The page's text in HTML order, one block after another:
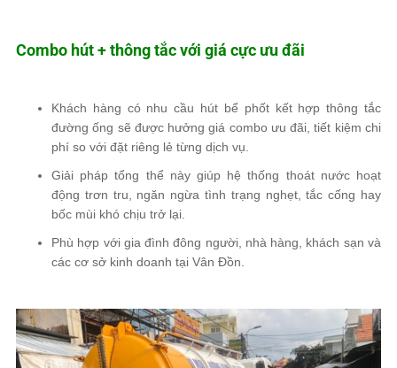
Combo hút + thông tắc với giá cực ưu đãi
Khách hàng có nhu cầu hút bể phốt kết hợp thông tắc
đường ống sẽ được hưởng giá combo ưu đãi, tiết kiệm chi
phí so với đặt riêng lẻ từng dịch vụ.
Giải pháp tổng thể này giúp hệ thống thoát nước hoạt
động trơn tru, ngăn ngừa tình trạng nghẹt, tắc cống hay
bốc mùi khó chịu trở lại.
Phù hợp với gia đình đông người, nhà hàng, khách sạn và
các cơ sở kinh doanh tại Vân Đồn.